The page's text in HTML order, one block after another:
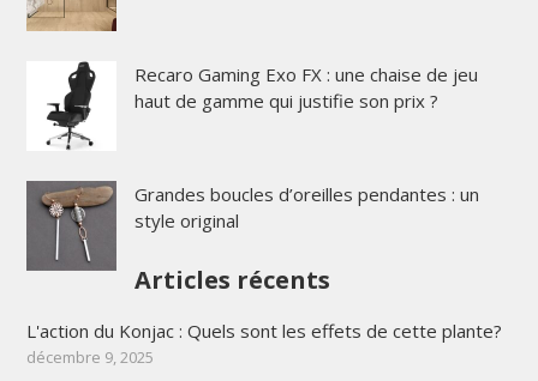
Recaro Gaming Exo FX : une chaise de jeu
haut de gamme qui justifie son prix ?
Grandes boucles d’oreilles pendantes : un
style original
Articles récents
L'action du Konjac : Quels sont les effets de cette plante?
décembre 9, 2025